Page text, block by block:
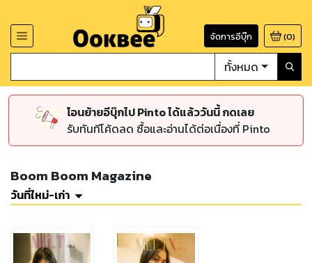
จัดการอีบุ๊ก (0)
ทั้งหมด
โอนย้ายอีบุ๊กไป Pinto ได้แล้ววันนี้ กดเลย
รับทันทีโค้ดลด ซื้อและอ่านได้ต่อเนื่องที่ Pinto
Boom Boom Magazine
วันที่ใหม่-เก่า